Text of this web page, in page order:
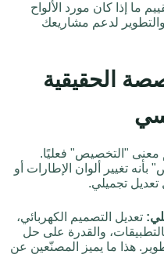
ما إذا كان مورد الألواح
لدعم مشاريعك
الحقيقية
معنى "التخصيص" فعليًا.
تغيير ألوان الإطارات أو
تجميلي.
تعديل التصميم الكهربائي،
والقدرة على حل
هذا ما يميز المصنّعين عن